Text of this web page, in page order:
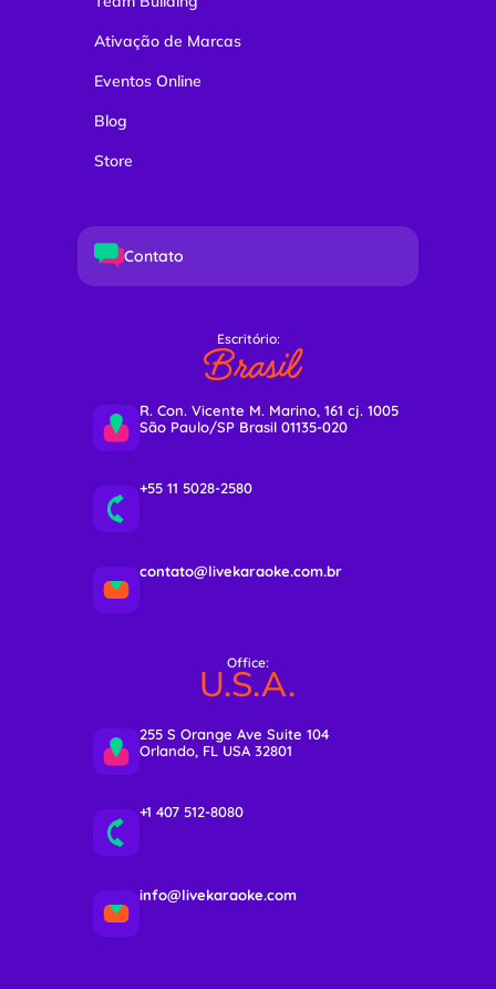
Ativação de Marcas
Eventos Online
Blog
Store
Contato
Escritório:
Brasil
R. Con. Vicente M. Marino, 161 cj. 1005
São Paulo/SP Brasil 01135-020
+55 11 5028-2580
contato@livekaraoke.com.br
Office:
U.S.A.
255 S Orange Ave Suite 104
Orlando, FL USA 32801
+1 407 512-8080
info@livekaraoke.com